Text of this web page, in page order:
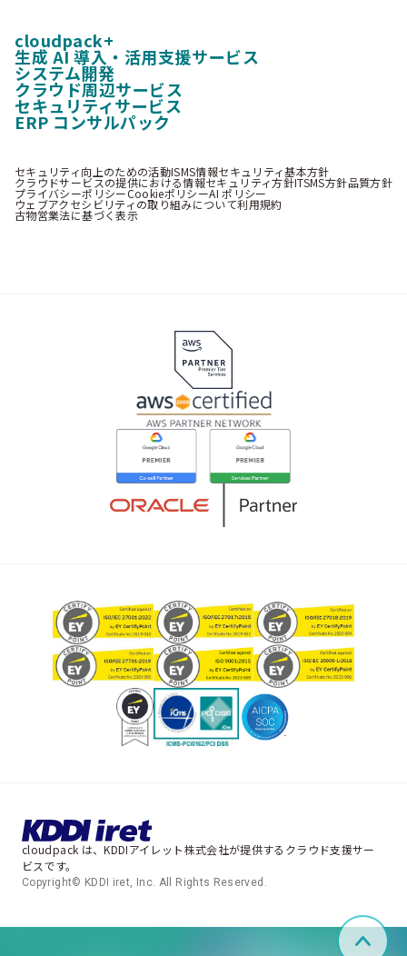
cloudpack+
生成 AI 導入・活用支援サービス
システム開発
クラウド周辺サービス
セキュリティサービス
ERP コンサルパック
セキュリティ向上のための活動ISMS情報セキュリティ基本方針
クラウドサービスの提供における情報セキュリティ方針ITSMS方針品質方針
プライバシーポリシーCookieポリシーAI ポリシー
ウェブアクセシビリティの取り組みについて利用規約
古物営業法に基づく表示
cloudpack は、KDDIアイレット株式会社が提供するクラウド支援サー
ビスです。
Copyright© KDDI iret, Inc. All Rights Reserved.
ペ